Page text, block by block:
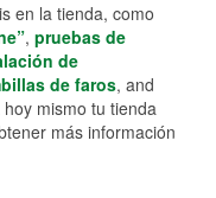
en la tienda, como
, pruebas de
de
de faros, and
hoy mismo tu tienda
más información